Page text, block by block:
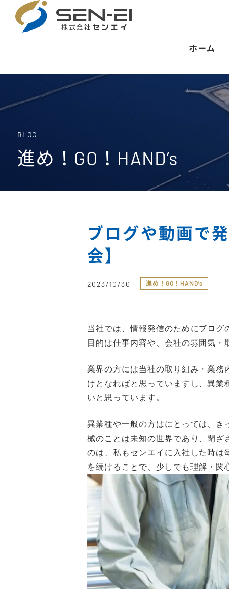
ホーム
BLOG
進め！GO！HAND’s
ブログや動画で
会】
2023/10/30 進め！GO！HAND’s
当社では、情報発信のためにブログ
目的は仕事内容や、会社の雰囲気・
業界の方には当社の取り組み・業
けとなればと思っていますし、異
いと思っています。
異業種や一般の方はにとっては、
械のことは未知の世界であり、閉ざ
のは、私もセンエイに入社した時
を続けることで、少しでも理解・関